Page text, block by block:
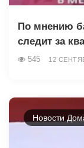
По мнению
следит за
545 12
Новости